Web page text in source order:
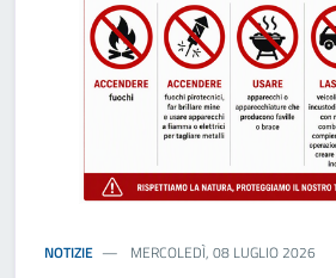
NOTIZIE MERCOLEDÌ, 08 LUGLIO 2026